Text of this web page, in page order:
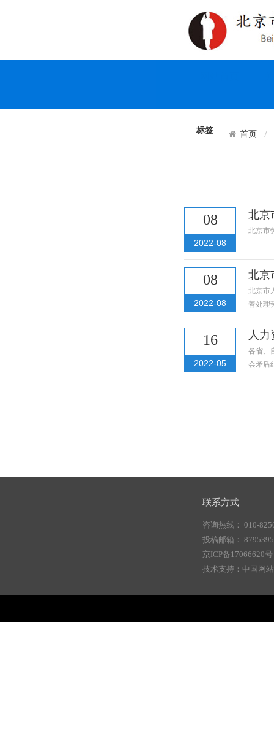
标签 首页
08
2022-08
北京
北京市
08
2022-08
北京
北京市
善处理
16
2022-05
人
各省、
会矛盾
联系方式
咨询热线： 010-
投稿邮箱：
京ICP备17066620
技术支持：中国网